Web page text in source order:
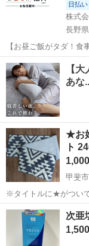
日払い
株式
長野
【お昼ご飯がタダ！
レーターや検査作業！
赴任旅費会社負担★嬉
通勤OK！無料駐車場完
長野 茅野市 茅
★お
ト
甲斐市
※タイトルに★がつい
です！ マイページの投稿一
山梨 甲斐市 家
次亜